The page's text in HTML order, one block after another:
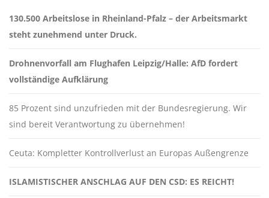
130.500 Arbeitslose in Rheinland-Pfalz – der Arbeitsmarkt
steht zunehmend unter Druck.
Drohnenvorfall am Flughafen Leipzig/Halle: AfD fordert
vollständige Aufklärung
85 Prozent sind unzufrieden mit der Bundesregierung. Wir
sind bereit Verantwortung zu übernehmen!
Ceuta: Kompletter Kontrollverlust an Europas Außengrenze
ISLAMISTISCHER ANSCHLAG AUF DEN CSD: ES REICHT!